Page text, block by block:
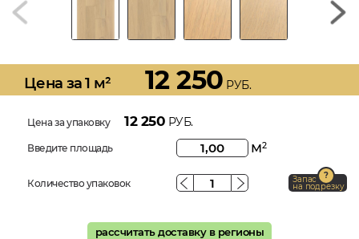
Цена за 1 м² 12 250 РУБ.
Цена за упаковку 12 250 РУБ.
Введите площадь м2
Количество упаковок Запас
на подрезку
рассчитать доставку в регионы